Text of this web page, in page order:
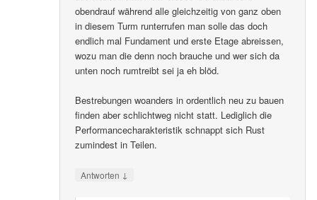
obendrauf während alle gleichzeitig von ganz oben
in diesem Turm runterrufen man solle das doch
endlich mal Fundament und erste Etage abreissen,
wozu man die denn noch brauche und wer sich da
unten noch rumtreibt sei ja eh blöd.
Bestrebungen woanders in ordentlich neu zu bauen
finden aber schlichtweg nicht statt. Lediglich die
Performancecharakteristik schnappt sich Rust
zumindest in Teilen.
Antworten ↓